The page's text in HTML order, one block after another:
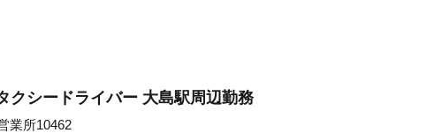
クシードライバー 大島駅周辺勤務
業所10462